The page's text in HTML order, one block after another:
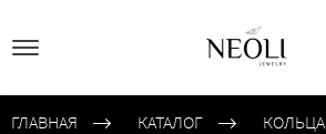
ГЛАВНАЯ КАТАЛОГ КОЛЬЦА